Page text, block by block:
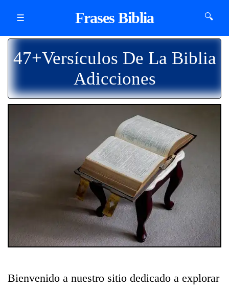
☰ Frases Biblia 🔍
47+Versículos De La Biblia
Adicciones
Bienvenido a nuestro sitio dedicado a explorar